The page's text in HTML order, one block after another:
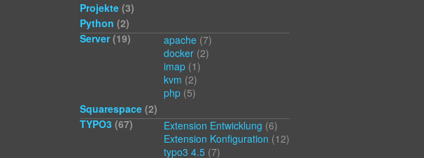
Projekte (3)
Python (2)
Server(19) apache (7)
docker (2)
imap (1)
kvm (2)
php (5)
Squarespace (2)
TYPO3 (67) Extension Entwicklung (6)
Extension Konfiguration (12)
typo3 4.5 (7)